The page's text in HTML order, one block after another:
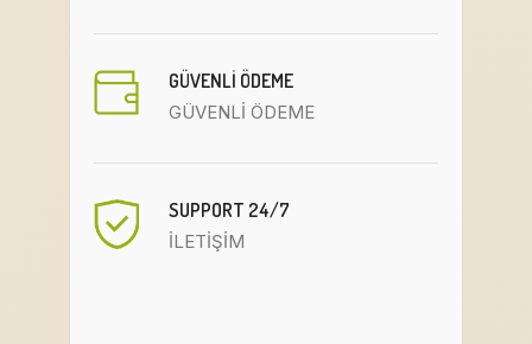
GÜVENLİ ÖDEME
GÜVENLİ ÖDEME
SUPPORT 24/7
İLETİŞİM